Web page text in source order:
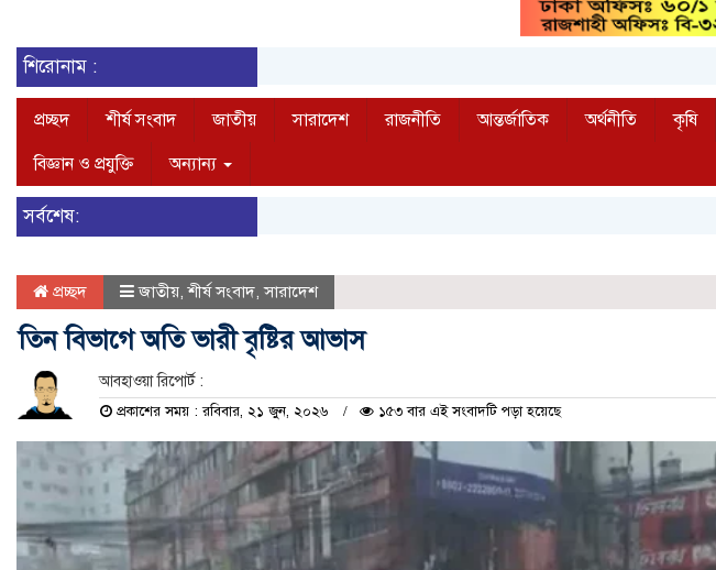
শিরোনাম :
প্রচ্ছদ শীর্ষ সংবাদ জাতীয় সারাদেশ রাজনীতি আন্তর্জাতিক অর্থনীতি কৃষি
বিজ্ঞান ও প্রযুক্তি
অন্যান্য
সর্বশেষ:
প্রচ্ছদ জাতীয়,শীর্ষ সংবাদ,সারাদেশ
তিন বিভাগে অতি ভারী বৃষ্টির আভাস
আবহাওয়া রিপোর্ট :
প্রকাশের সময় : রবিবার, ২১ জুন, ২০২৬ ১৫৩ বার এই সংবাদটি পড়া হয়েছে